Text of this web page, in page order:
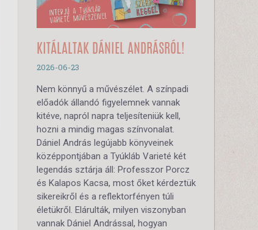
KITÁLALTAK DÁNIEL ANDRÁSRÓL!
2026-06-23
Nem könnyű a művészélet. A színpadi
előadók állandó figyelemnek vannak
kitéve, napról napra teljesíteniük kell,
hozni a mindig magas színvonalat.
Dániel András legújabb könyveinek
középpontjában a Tyúkláb Varieté két
legendás sztárja áll: Professzor Porcz
és Kalapos Kacsa, most őket kérdeztük
sikereikről és a reflektorfényen túli
életükről. Elárulták, milyen viszonyban
vannak Dániel Andrással, hogyan